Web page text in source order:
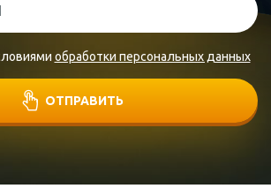
обработки персональных данных
ОТПРАВИТЬ